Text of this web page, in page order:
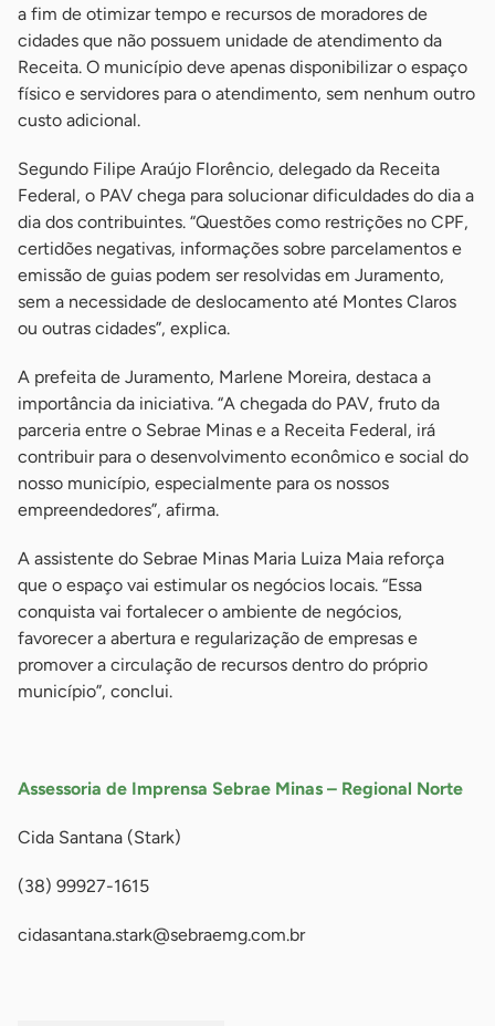
a fim de otimizar tempo e recursos de moradores de
cidades que não possuem unidade de atendimento da
Receita. O município deve apenas disponibilizar o espaço
físico e servidores para o atendimento, sem nenhum outro
custo adicional.
Segundo Filipe Araújo Florêncio, delegado da Receita
Federal, o PAV chega para solucionar dificuldades do dia a
dia dos contribuintes. “Questões como restrições no CPF,
certidões negativas, informações sobre parcelamentos e
emissão de guias podem ser resolvidas em Juramento,
sem a necessidade de deslocamento até Montes Claros
ou outras cidades”, explica.
A prefeita de Juramento, Marlene Moreira, destaca a
importância da iniciativa. “A chegada do PAV, fruto da
parceria entre o Sebrae Minas e a Receita Federal, irá
contribuir para o desenvolvimento econômico e social do
nosso município, especialmente para os nossos
empreendedores”, afirma.
A assistente do Sebrae Minas Maria Luiza Maia reforça
que o espaço vai estimular os negócios locais. “Essa
conquista vai fortalecer o ambiente de negócios,
favorecer a abertura e regularização de empresas e
promover a circulação de recursos dentro do próprio
município”, conclui.
Assessoria de Imprensa Sebrae Minas – Regional Norte
Cida Santana (Stark)
(38) 99927-1615
cidasantana.stark@sebraemg.com.br